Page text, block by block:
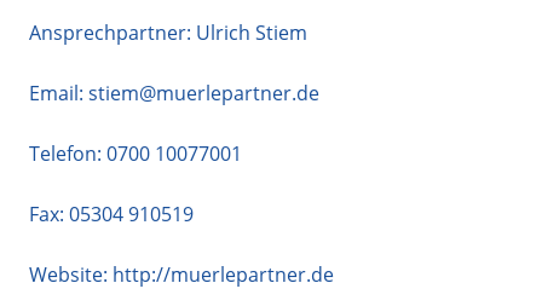
Ansprechpartner: Ulrich Stiem
Email: stiem@muerlepartner.de
Telefon: 0700 10077001
Fax: 05304 910519
Website: http://muerlepartner.de